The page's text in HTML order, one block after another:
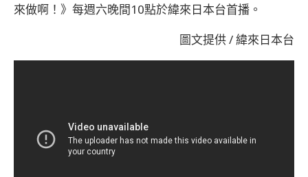
來做啊！》每週六晚間10點於緯來日本台首播。
圖文提供 / 緯來日本台